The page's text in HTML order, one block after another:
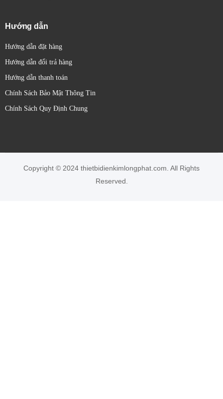
Hướng dẫn
Hướng dẫn đặt hàng
Hướng dẫn đổi trả hàng
Hướng dẫn thanh toán
Chính Sách Bảo Mật Thông Tin
Chính Sách Quy Định Chung
Copyright © 2024 thietbidienkimlongphat.com. All Rights
Reserved.